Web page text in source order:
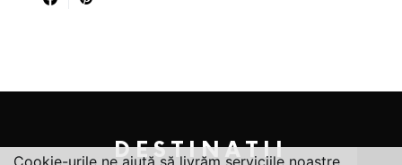
DESTINATII
Cookie-urile ne ajută să livrăm serviciile noastre.